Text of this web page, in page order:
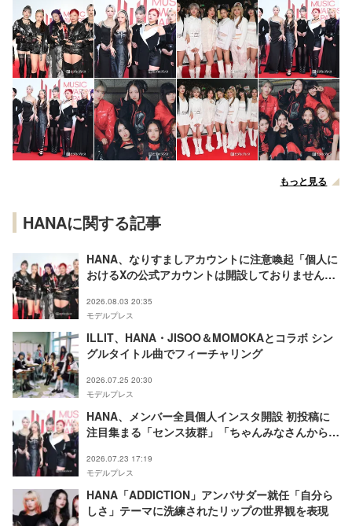
もっと見る
HANAに関する記事
HANA、なりすましアカウントに注意喚起「個人に
おけるXの公式アカウントは開設しておりません」
2026.08.03 20:35
モデルプレス
ILLIT、HANA・JISOO＆MOMOKAとコラボ シン
グルタイトル曲でフィーチャリング
2026.07.25 20:30
モデルプレス
HANA、メンバー全員個人インスタ開設 初投稿に
注目集まる「センス抜群」「ちゃんみなさんからの
2026.07.23 17:19
モデルプレス
HANA「ADDICTION」アンバサダー就任「自分ら
しさ」テーマに洗練されたリップの世界観を表現